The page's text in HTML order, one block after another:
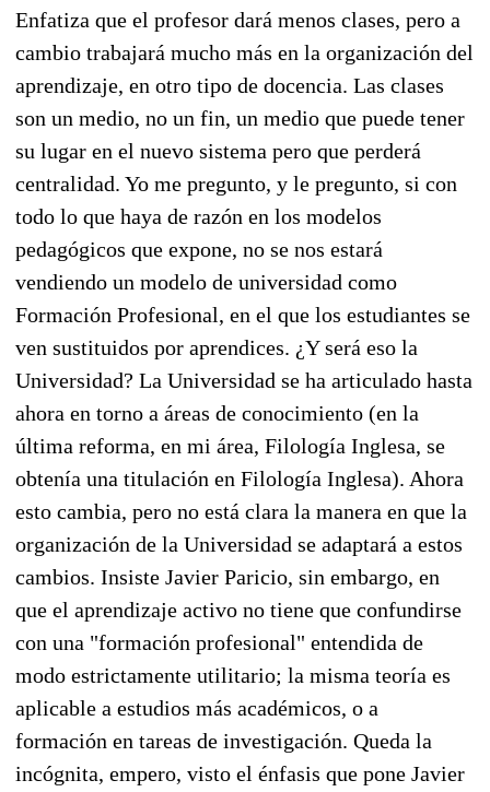
Enfatiza que el profesor dará menos clases, pero a
cambio trabajará mucho más en la organización del
aprendizaje, en otro tipo de docencia. Las clases
son un medio, no un fin, un medio que puede tener
su lugar en el nuevo sistema pero que perderá
centralidad. Yo me pregunto, y le pregunto, si con
todo lo que haya de razón en los modelos
pedagógicos que expone, no se nos estará
vendiendo un modelo de universidad como
Formación Profesional, en el que los estudiantes se
ven sustituidos por aprendices. ¿Y será eso la
Universidad? La Universidad se ha articulado hasta
ahora en torno a áreas de conocimiento (en la
última reforma, en mi área, Filología Inglesa, se
obtenía una titulación en Filología Inglesa). Ahora
esto cambia, pero no está clara la manera en que la
organización de la Universidad se adaptará a estos
cambios. Insiste Javier Paricio, sin embargo, en
que el aprendizaje activo no tiene que confundirse
con una "formación profesional" entendida de
modo estrictamente utilitario; la misma teoría es
aplicable a estudios más académicos, o a
formación en tareas de investigación. Queda la
incógnita, empero, visto el énfasis que pone Javier